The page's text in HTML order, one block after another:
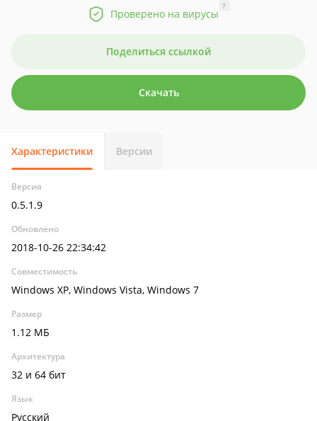
Проверено на вирусы
?
Поделиться ссылкой
Скачать
Характеристики Версии
Версия
0.5.1.9
Обновлено
2018-10-26 22:34:42
Совместимость
Windows XP, Windows Vista, Windows 7
Размер
1.12 МБ
Архитектура
32 и 64 бит
Язык
Русский